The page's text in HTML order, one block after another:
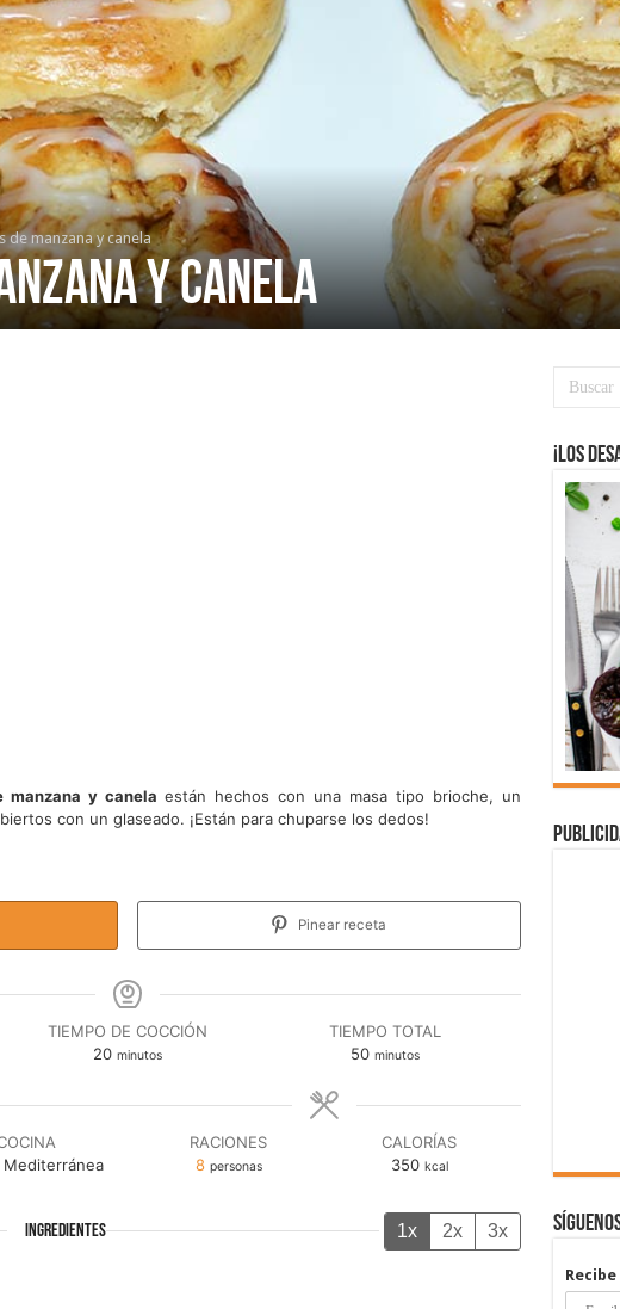
de manzana y canela
y canela
manzana y canela están hechos con una masa tipo brioche, un
con un glaseado. ¡Están para chuparse los dedos!
Pinear receta
TIEMPO DE COCCIÓN
20minutos
minutos
TIEMPO TOTAL
50minutos
minutos
Mediterránea
RACIONES
8 personas
CALORÍAS
350 kcal
INGREDIENTES 1x 2x 3x
¡Los